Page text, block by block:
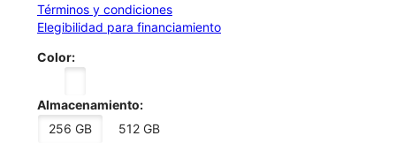
Términos y condiciones
Elegibilidad para financiamiento
Color:
Almacenamiento:
256 GB
512 GB